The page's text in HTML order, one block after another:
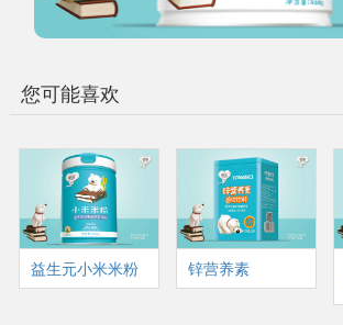
您可能喜欢
益生元小米米粉 锌营养素